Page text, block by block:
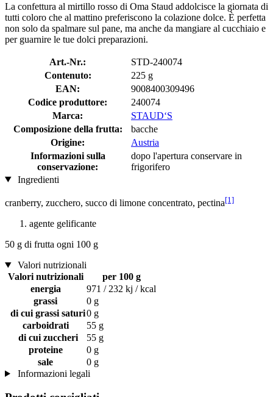
La confettura al mirtillo rosso di Oma Staud addolcisce la giornata di
tutti coloro che al mattino preferiscono la colazione dolce. È perfetta
non solo da spalmare sul pane, ma anche da mangiare al cucchiaio e
per guarnire le tue dolci preparazioni.
Art.-Nr.:
STD-240074
Contenuto:
225 g
EAN:
9008400309496
Codice produttore:
240074
Marca:
STAUD‘S
Composizione della frutta:
bacche
Origine:
Austria
Informazioni sulla
conservazione:
dopo l'apertura conservare in
frigorifero
Ingredienti
cranberry, zucchero, succo di limone concentrato, pectina[1]
agente gelificante
50 g di frutta ogni 100 g
Valori nutrizionali
Valori nutrizionali
per 100 g
energia
971 / 232 kj / kcal
grassi
0 g
di cui grassi saturi0 g
carboidrati
55 g
di cui zuccheri
55 g
proteine
0 g
sale
0 g
Informazioni legali